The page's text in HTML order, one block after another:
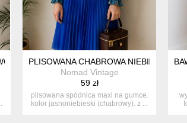
KORALIKI 90S APLIKACJE UNIKAT
PLISOWANA CHABROWA NIEBIESKA
Nomad Vintage
59 zł
plisowana spódnica maxi na gumce.
kolor jasnoniebieski (chabrowy). z ...